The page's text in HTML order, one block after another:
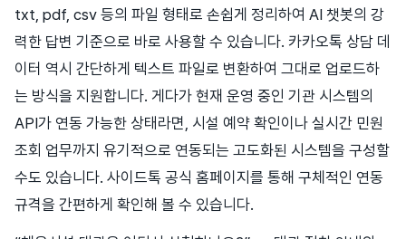
txt, pdf, csv 등의 파일 형태로 손쉽게 정리하여 AI 챗봇의 강
력한 답변 기준으로 바로 사용할 수 있습니다. 카카오톡 상담 데
이터 역시 간단하게 텍스트 파일로 변환하여 그대로 업로드하
는 방식을 지원합니다. 게다가 현재 운영 중인 기관 시스템의
API가 연동 가능한 상태라면, 시설 예약 확인이나 실시간 민원
조회 업무까지 유기적으로 연동되는 고도화된 시스템을 구성할
수도 있습니다. 사이드톡 공식 홈페이지를 통해 구체적인 연동
규격을 간편하게 확인해 볼 수 있습니다.